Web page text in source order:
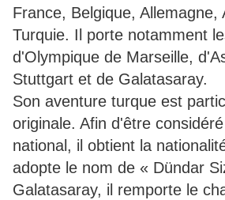
France, Belgique, Allemagne,
Turquie. Il porte notamment
d'Olympique de Marseille,
Stuttgart et de Galatasaray.
Son aventure turque est
originale. Afin d'être
national, il obtient la
adopte le nom de « Dündar
Galatasaray, il remporte le